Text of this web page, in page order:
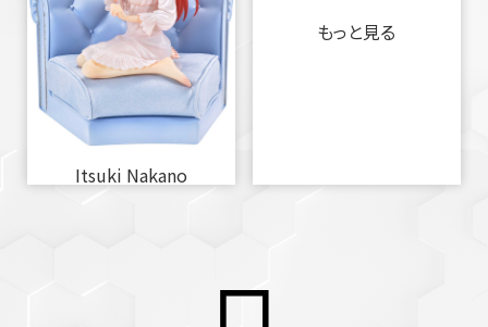
Itsuki Nakano
もっと見る